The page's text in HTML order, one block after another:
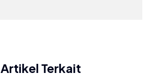
Artikel Terkait